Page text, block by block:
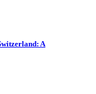
A